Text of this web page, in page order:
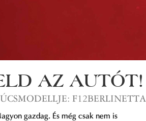
AZ AUTÓT!
F12BERLINETTA
gazdag. És még csak nem is